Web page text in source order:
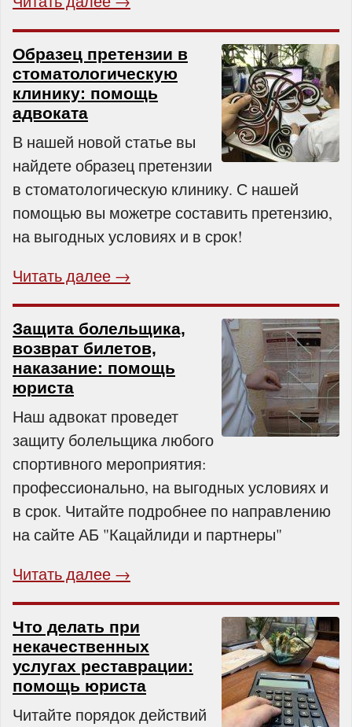
Образец претензии в
стоматологическую
клинику: помощь
адвоката
В нашей новой статье вы
найдете образец претензии
в стоматологическую клинику. С нашей
помощью вы можетре составить претензию,
на выгодных условиях и в срок!
Читать далее →
Защита болельщика,
возврат билетов,
наказание: помощь
юриста
Наш адвокат проведет
защиту болельщика любого
спортивного мероприятия:
профессионально, на выгодных условиях и
в срок. Читайте подробнее по направлению
на сайте АБ "Кацайлиди и партнеры"
Читать далее →
Что делать при
некачественных
услугах реставрации:
помощь юриста
Читайте порядок действий